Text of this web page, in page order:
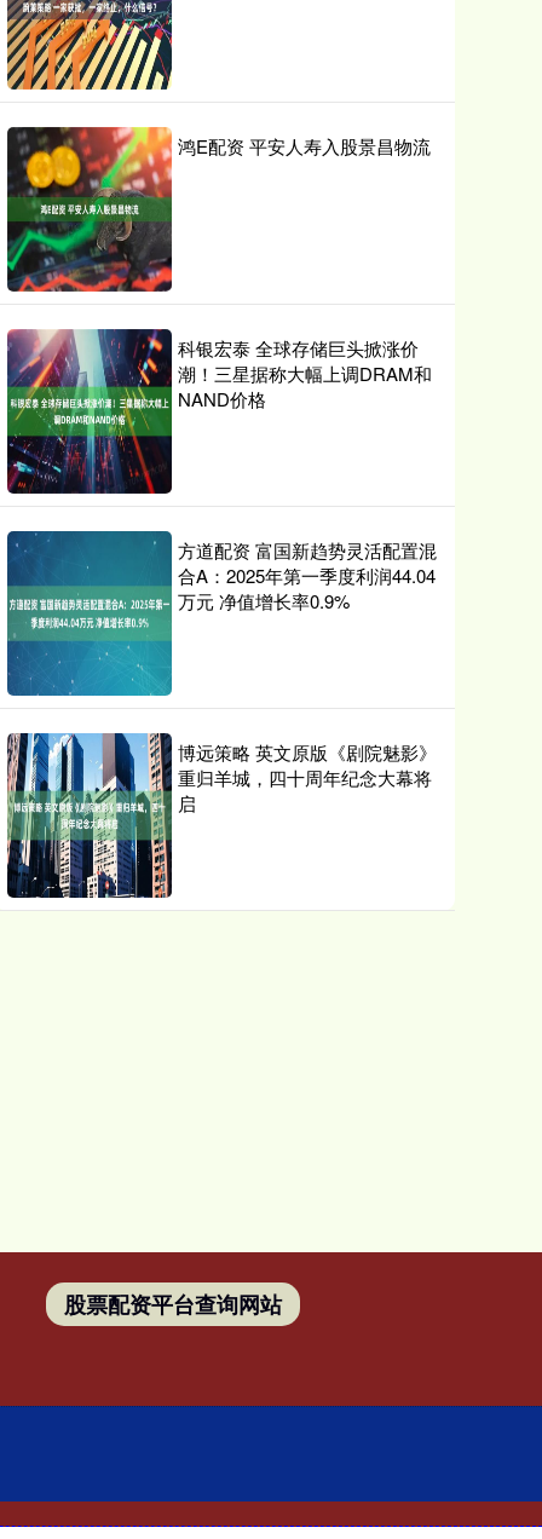
鸿E配资 平安人寿入股景昌物流
科银宏泰 全球存储巨头掀涨价
潮！三星据称大幅上调DRAM和
NAND价格
方道配资 富国新趋势灵活配置混
合A：2025年第一季度利润44.04
万元 净值增长率0.9%
博远策略 英文原版《剧院魅影》
重归羊城，四十周年纪念大幕将
启
股票配资平台查询网站